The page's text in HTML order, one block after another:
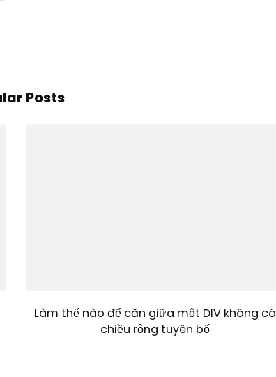
Posts
Làm thế nào để căn giữa một DIV không có
chiều rộng tuyên bố